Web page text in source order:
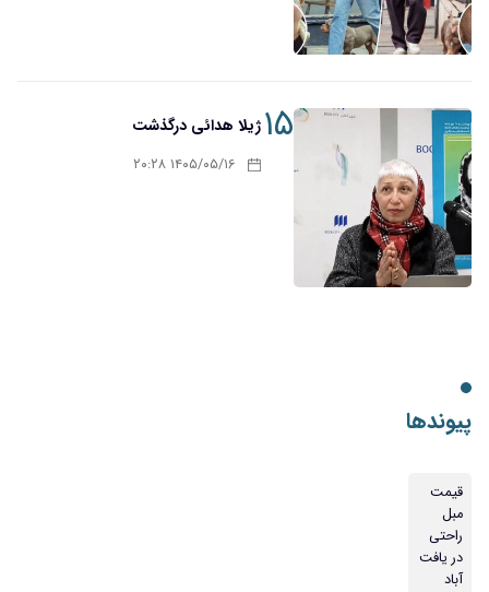
۱۵ژیلا هدائی درگذشت
۱۴۰۵/۰۵/۱۶ ۲۰:۲۸
پیوندها
قیمت
مبل
راحتی
در یافت
آباد